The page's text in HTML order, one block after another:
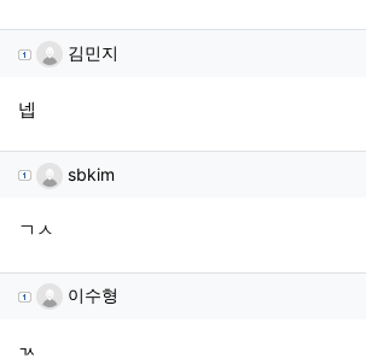
김민지님의 댓글
김민지
넵
sbkim님의 댓글
sbkim
ㄱㅅ
이수형님의 댓글
이수형
ㄳ